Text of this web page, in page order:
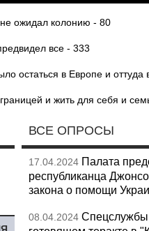
ожидал колонию - 80
все - 333
остаться в Европе и оттуда
и жить для себя и
ВСЕ ОПРОСЫ
17.04.2024 Палата
республиканца
закона о помощи
08.04.2024